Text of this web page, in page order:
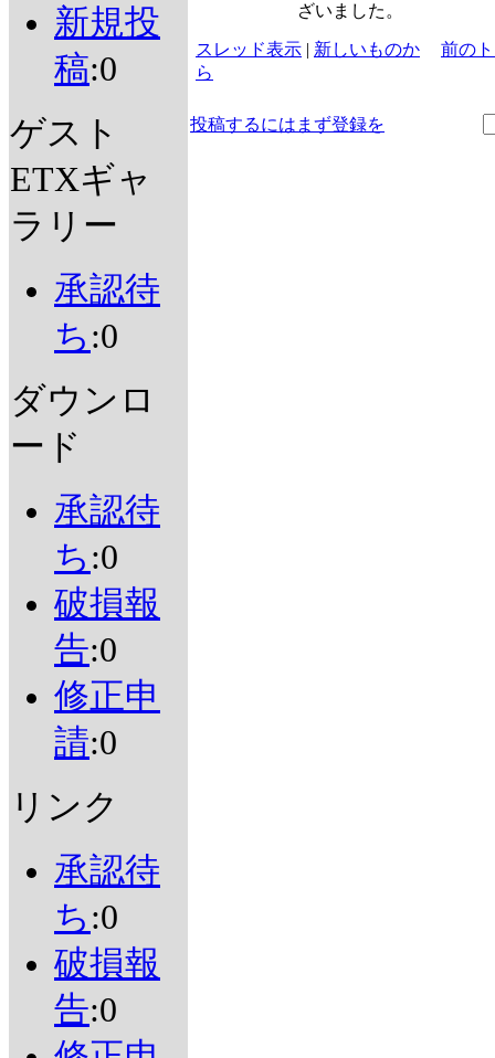
新規投
稿:0
ゲスト
ETXギャ
ラリー
承認待
ち :0
ダウンロ
ード
承認待
ち :0
破損報
告:0
修正申
請:0
リンク
承認待
ち :0
破損報
告:0
ざいました。
スレッド表示 | 新しいものか
ら
前の
投稿するにはまず登録を